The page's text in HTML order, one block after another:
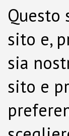
Questo
sito e,
sia
sito e